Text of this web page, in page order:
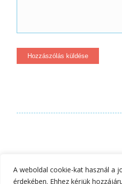
A weboldal cookie-kat használ a
érdekében. Ehhez kérjük
© Laudetur Kiadó - Codex Consulting